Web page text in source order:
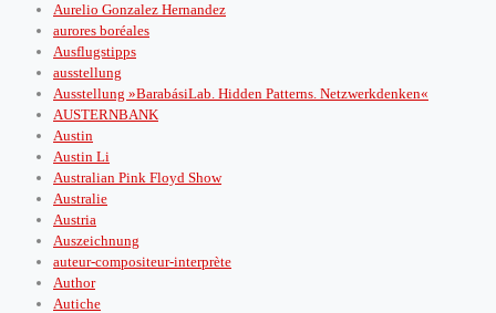
Aurelio Gonzalez Hernandez
aurores boréales
Ausflugstipps
ausstellung
Ausstellung »BarabásiLab. Hidden Patterns. Netzwerkdenken«
AUSTERNBANK
Austin
Austin Li
Australian Pink Floyd Show
Australie
Austria
Auszeichnung
auteur-compositeur-interprète
Author
Autiche